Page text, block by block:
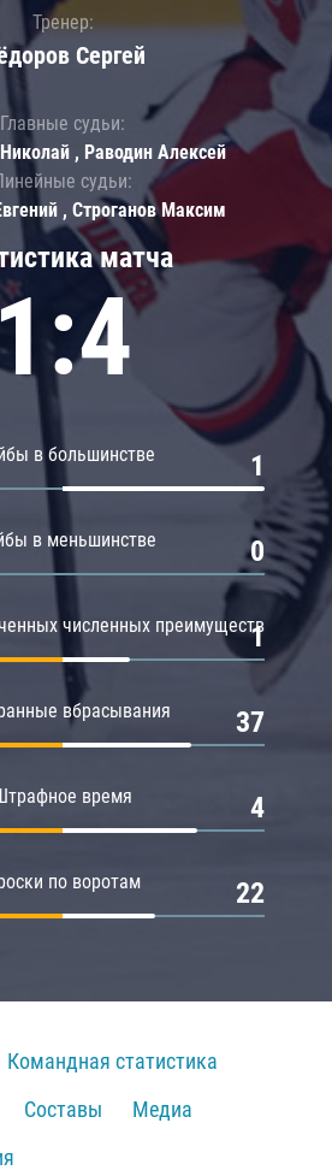
матча
в большинстве 1
в меньшинстве 0
численных преимуществ
1
вбрасывания 37
время 4
по воротам 22
Тренер:
Сергей
Главные судьи:
, Раводин Алексей
судьи:
, Строганов Максим
Командная статистика
Составы
Медиа